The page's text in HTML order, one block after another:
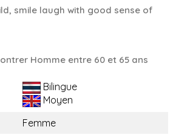
smile laugh with good sense of
Homme entre 60 et 65 ans
Bilingue
Moyen
Femme